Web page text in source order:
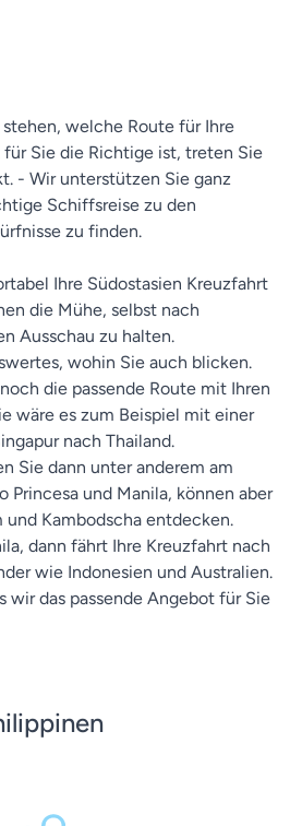
stehen, welche Route für Ihre
Sie die Richtige ist, treten Sie
- Wir unterstützen Sie ganz
Schiffsreise zu den
zu finden.
Ihre Südostasien Kreuzfahrt
die Mühe, selbst nach
Ausschau zu halten.
wohin Sie auch blicken.
die passende Route mit Ihren
wäre es zum Beispiel mit einer
nach Thailand.
Sie dann unter anderem am
Princesa und Manila, können aber
und Kambodscha entdecken.
dann fährt Ihre Kreuzfahrt nach
wie Indonesien und Australien.
wir das passende Angebot für Sie